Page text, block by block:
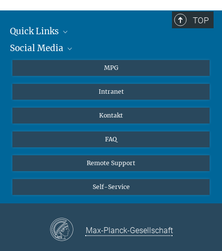
+49 6131 305-1309
Hahn-Meitner-Weg 1, 55128 Mainz
TOP
Quick Links
Journalisten
Alumni
Social Media
Facebook
Instagram
YouTube
MPG
Intranet
Kontakt
FAQ
Remote Support
Self-Service
Max-Planck-Gesellschaft